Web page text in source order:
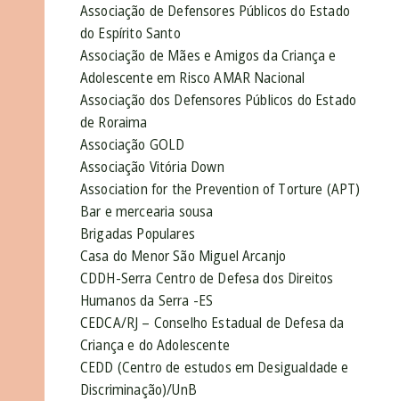
Associação de Defensores Públicos do Estado
do Espírito Santo
Associação de Mães e Amigos da Criança e
Adolescente em Risco AMAR Nacional
Associação dos Defensores Públicos do Estado
de Roraima
Associação GOLD
Associação Vitória Down
Association for the Prevention of Torture (APT)
Bar e mercearia sousa
Brigadas Populares
Casa do Menor São Miguel Arcanjo
CDDH-Serra Centro de Defesa dos Direitos
Humanos da Serra -ES
CEDCA/RJ – Conselho Estadual de Defesa da
Criança e do Adolescente
CEDD (Centro de estudos em Desigualdade e
Discriminação)/UnB